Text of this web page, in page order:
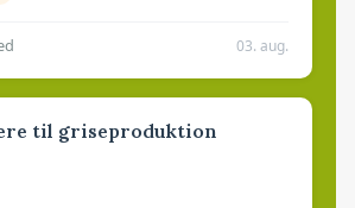
03. aug.
til griseproduktion